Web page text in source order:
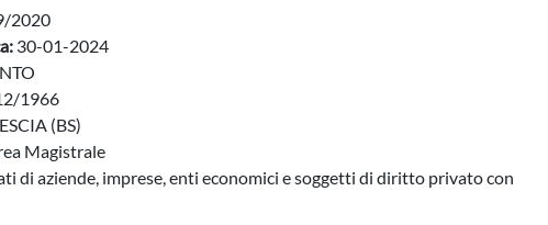
2020
30-01-2024
1966
(BS)
Magistrale
di aziende, imprese, enti economici e soggetti di diritto privato con